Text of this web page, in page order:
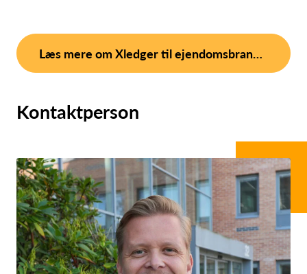
Læs mere om Xledger til ejendomsbranchen.
Kontaktperson